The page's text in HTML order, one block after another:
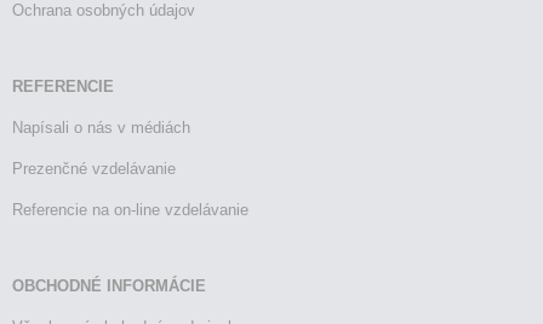
Ochrana osobných údajov
REFERENCIE
Napísali o nás v médiách
Prezenčné vzdelávanie
Referencie na on-line vzdelávanie
OBCHODNÉ INFORMÁCIE